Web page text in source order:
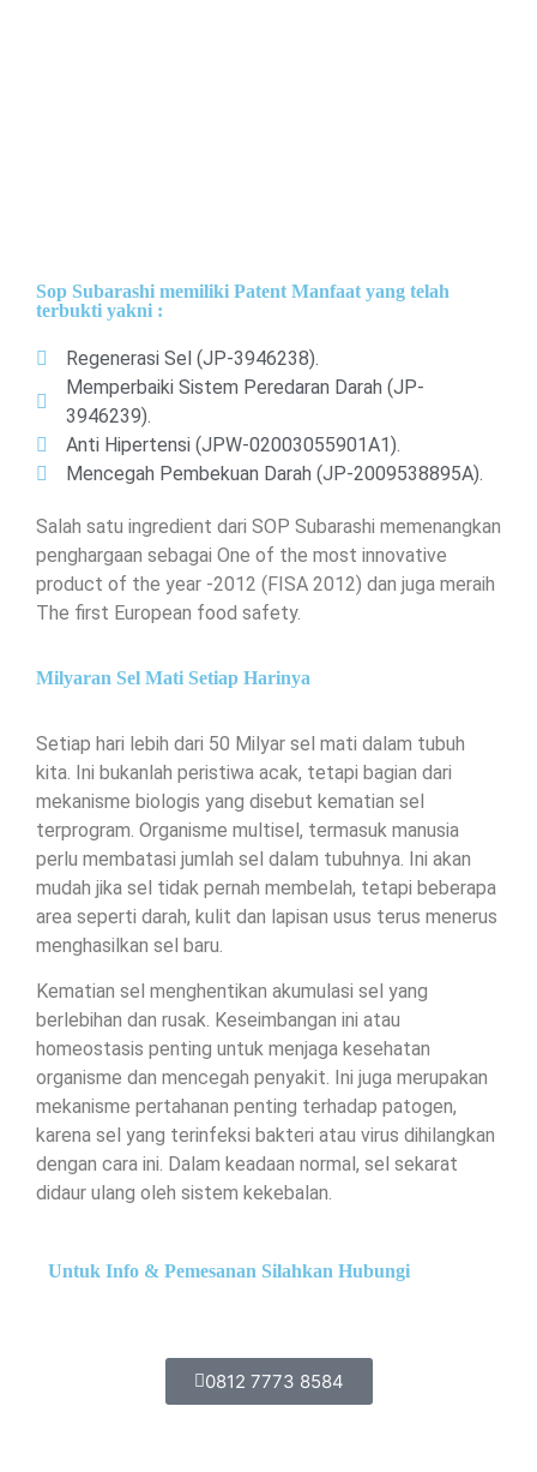
Sop Subarashi memiliki Patent Manfaat yang telah
terbukti yakni :
Regenerasi Sel (JP-3946238).
Memperbaiki Sistem Peredaran Darah (JP-
3946239).
Anti Hipertensi (JPW-02003055901A1).
Mencegah Pembekuan Darah (JP-2009538895A).
Salah satu ingredient dari SOP Subarashi memenangkan
penghargaan sebagai One of the most innovative
product of the year -2012 (FISA 2012) dan juga meraih
The first European food safety.
Milyaran Sel Mati Setiap Harinya
Setiap hari lebih dari 50 Milyar sel mati dalam tubuh
kita. Ini bukanlah peristiwa acak, tetapi bagian dari
mekanisme biologis yang disebut kematian sel
terprogram. Organisme multisel, termasuk manusia
perlu membatasi jumlah sel dalam tubuhnya. Ini akan
mudah jika sel tidak pernah membelah, tetapi beberapa
area seperti darah, kulit dan lapisan usus terus menerus
menghasilkan sel baru.
Kematian sel menghentikan akumulasi sel yang
berlebihan dan rusak. Keseimbangan ini atau
homeostasis penting untuk menjaga kesehatan
organisme dan mencegah penyakit. Ini juga merupakan
mekanisme pertahanan penting terhadap patogen,
karena sel yang terinfeksi bakteri atau virus dihilangkan
dengan cara ini. Dalam keadaan normal, sel sekarat
didaur ulang oleh sistem kekebalan.
Untuk Info & Pemesanan Silahkan Hubungi
0812 7773 8584